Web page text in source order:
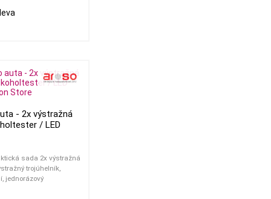
- 2x výstražná
/ LED
sada 2x výstražná
trojúhelník,
jednorázový